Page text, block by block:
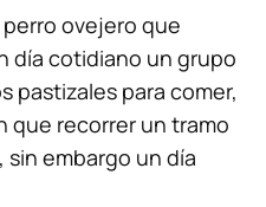
ovejero que
día cotidiano un grupo
pastizales para comer,
que recorrer un tramo
embargo un día